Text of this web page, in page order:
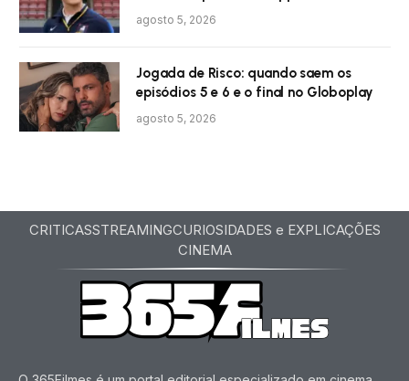
agosto 5, 2026
Jogada de Risco: quando saem os
episódios 5 e 6 e o final no Globoplay
agosto 5, 2026
CRITICASSTREAMINGCURIOSIDADES e EXPLICAÇÕES
CINEMA